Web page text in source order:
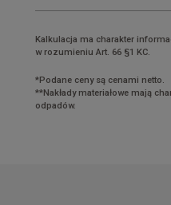
Kalkulacja ma charakter
w rozumieniu Art. 66 §1 KC.
*Podane ceny są cenami netto.
**Nakłady materiałowe mają
odpadów.